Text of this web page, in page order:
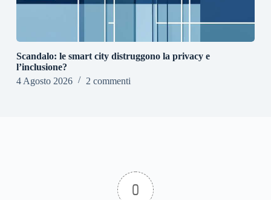
Scandalo: le smart city distruggono la privacy e
l’inclusione?
4 Agosto 2026
2 commenti
0